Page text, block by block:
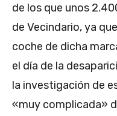
de los que unos
de Vecindario, ya
coche de dicha
el día de la
la investigación de
«muy complicada»